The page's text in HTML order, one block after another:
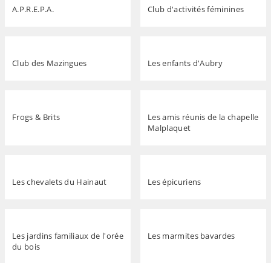
A.P.R.E.P.A. Club d'activités féminines
Club des Mazingues Les enfants d'Aubry
Frogs & Brits
Les amis réunis de la chapelle
Malplaquet
Les chevalets du Hainaut Les épicuriens
Les jardins familiaux de l'orée
du bois
Les marmites bavardes